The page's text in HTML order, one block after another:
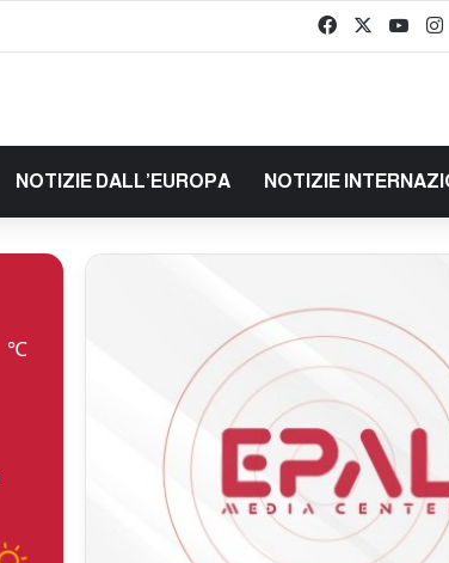
FacebookYou
NOTIZIE DALL’EUROPA NOTIZIE
℃